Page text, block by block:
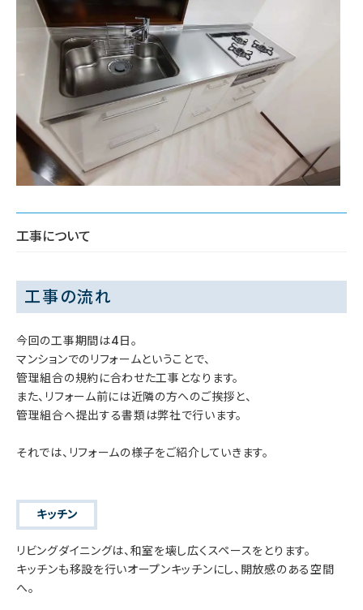
工事について
工事の流れ
今回の工事期間は4日。
マンションでのリフォームということで、
管理組合の規約に合わせた工事となります。
また、リフォーム前には近隣の方へのご挨拶と、
管理組合へ提出する書類は弊社で行います。
それでは、リフォームの様子をご紹介していきます。
キッチン
リビングダイニングは、和室を壊し広くスペースをとります。
キッチンも移設を行いオープンキッチンにし、開放感のある空間
へ。